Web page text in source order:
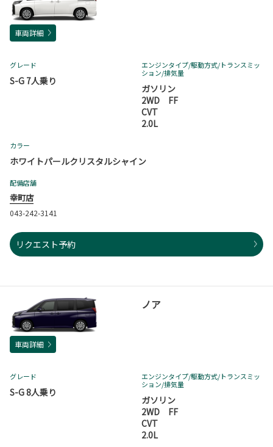
車両詳細
グレード
S-G 7人乗り
エンジンタイプ/駆動方式/トランスミッ
ション/排気量
ガソリン
2WD FF
CVT
2.0L
カラー
ホワイトパールクリスタルシャイン
配備店舗
幸町店
043-242-3141
リクエスト予約
ノア
車両詳細
グレード
S-G 8人乗り
エンジンタイプ/駆動方式/トランスミッ
ション/排気量
ガソリン
2WD FF
CVT
2.0L